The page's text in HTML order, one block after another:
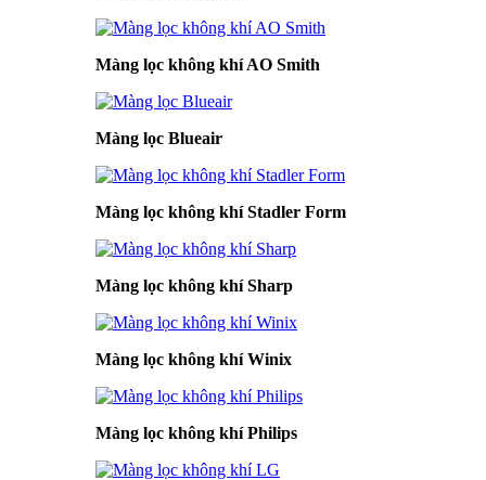
Màng lọc không khí AO Smith
Màng lọc Blueair
Màng lọc không khí Stadler Form
Màng lọc không khí Sharp
Màng lọc không khí Winix
Màng lọc không khí Philips